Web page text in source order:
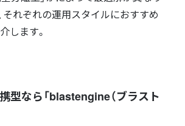
それぞれの運用スタイルにおすすめ
します。
型なら「blastengine（ブラスト